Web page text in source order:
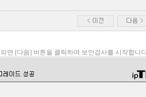
면 [다음] 버튼을 클릭하여 보안검사를 시작합니